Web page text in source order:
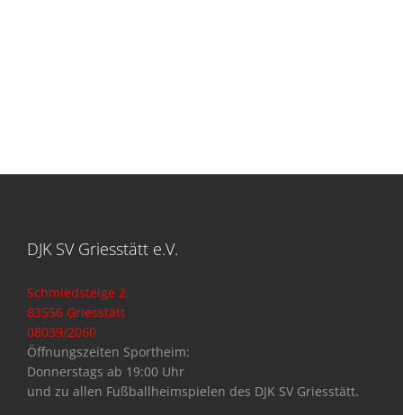
DJK SV Griesstätt e.V.
Schmiedsteige 2,
83556 Griesstätt
08039/2060
Öffnungszeiten Sportheim:
Donnerstags ab 19:00 Uhr
und zu allen Fußballheimspielen des DJK SV Griesstätt.